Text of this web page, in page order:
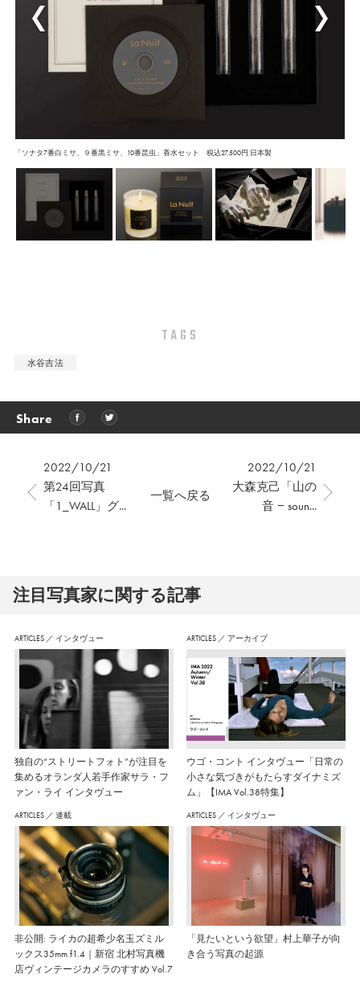
「ソナタ7番白ミサ、９番黒ミサ、10番昆虫」香水セット 税込27,500円 日本製
TAGS
水谷吉法
Share
2022/10/21
第24回写真
「1_WALL」グ...
2022/10/21
⼤森克⼰「⼭の
⾳ − soun...
一覧へ戻る
注⽬写真家に関する記事
ARTICLES ／ インタヴュー
独自の“ストリートフォト”が注目を
集めるオランダ人若手作家サラ・フ
ァン・ライ インタヴュー
ARTICLES ／ アーカイブ
ウゴ・コント インタヴュー「日常の
小さな気づきがもたらすダイナミズ
ム」【IMA Vol.38特集】
ARTICLES ／ 連載
非公開: ライカの超希少名玉ズミル
ックス35mm f1.4｜新宿 北村写真機
店ヴィンテージカメラのすすめ Vol.7
ARTICLES ／ インタヴュー
「見たいという欲望」村上華子が向
き合う写真の起源